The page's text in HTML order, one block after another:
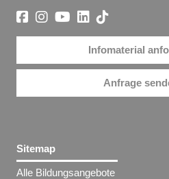
Infomaterial
Anfrage
Sitemap
Alle Bildungsangebote